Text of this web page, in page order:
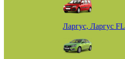
Ларгус, Ларгус FL